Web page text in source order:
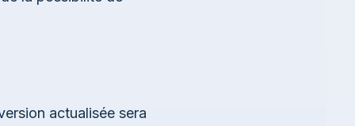
actualisée sera